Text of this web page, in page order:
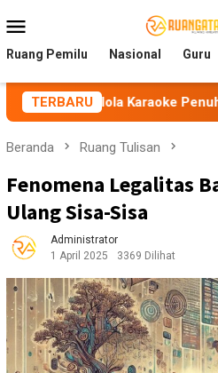
ke
kontenMobile
Ruang Pemilu Nasional Guru
TERBARU
Karaoke Penuhi Kewajiban PBG
Beranda Ruang Tulisan
Fenomena Legalitas
Ulang Sisa-Sisa
Administrator
1 April 2025
3369 Dilihat